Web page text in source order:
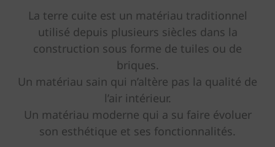
La terre cuite est un matériau traditionnel
utilisé depuis plusieurs siècles dans la
construction sous forme de tuiles ou de
briques.
Un matériau sain qui n’altère pas la qualité de
l’air intérieur.
Un matériau moderne qui a su faire évoluer
son esthétique et ses fonctionnalités.